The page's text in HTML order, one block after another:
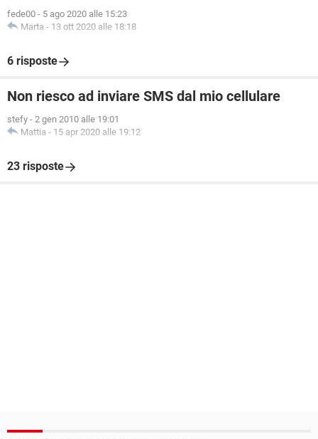
fede00 - 5 ago 2020 alle 15:23
Marta - 13 ott 2020 alle 18:18
6 risposte
Non riesco ad inviare SMS dal mio cellulare
stefy - 2 gen 2010 alle 19:01
Mattia - 15 apr 2020 alle 19:12
23 risposte